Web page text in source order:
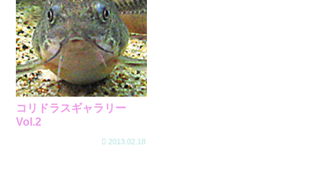
コリドラスギャラリー
Vol.2
2013.02.18